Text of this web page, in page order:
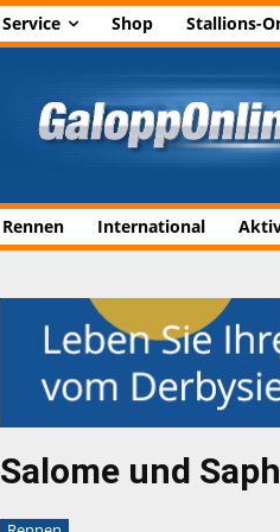
Service Shop Stallions-
Rennen International
Salome und